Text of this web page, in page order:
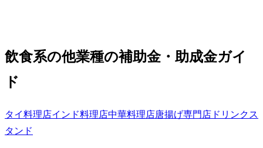
飲食系の他業種の補助金・助成金ガイ
ド
タイ料理店インド料理店中華料理店唐揚げ専門店 ドリンクス
タンド